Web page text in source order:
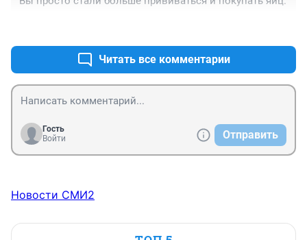
Читать все комментарии
Гость
Войти
Отправить
Новости СМИ2